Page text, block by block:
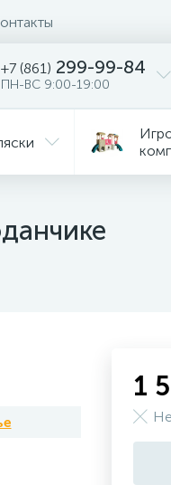
+7 (861) 299-99-84
ПН-ВС 9:00-19:00
1